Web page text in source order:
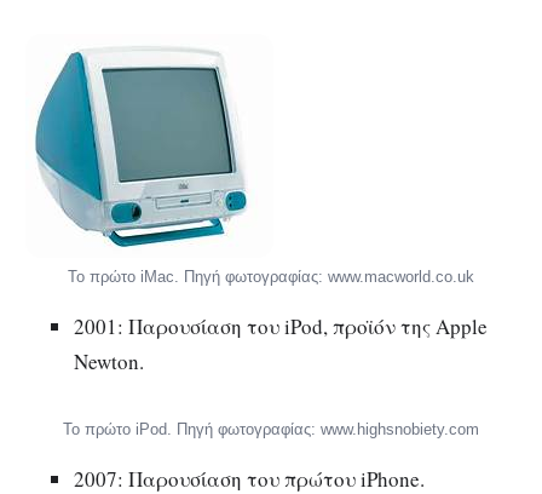
Το πρώτο iMac. Πηγή φωτογραφίας: www.macworld.co.uk
2001: Παρουσίαση του iPod, προϊόν της Apple
Newton.
Το πρώτο iPod. Πηγή φωτογραφίας: www.highsnobiety.com
2007: Παρουσίαση του πρώτου iPhone.